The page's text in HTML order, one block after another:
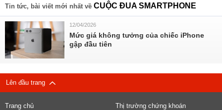
Tin tức, bài viết mới nhất về CUỘC ĐUA SMARTPHONE
12/04/2026
Mức giá không tưởng của chiếc iPhone
gập đầu tiên
Lên đầu trang
Trang chủ Thị trường chứng khoán